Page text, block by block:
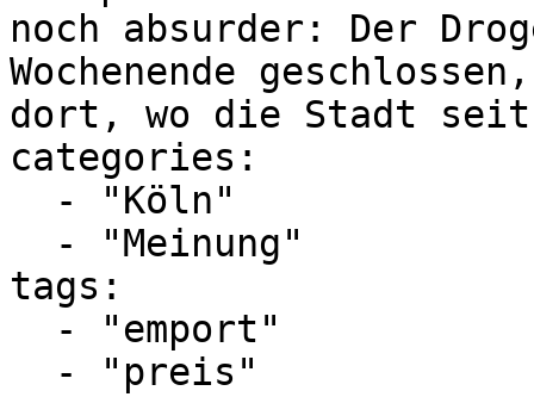
noch absurder: Der
Wochenende
dort, wo die Stadt
categories:
tags: